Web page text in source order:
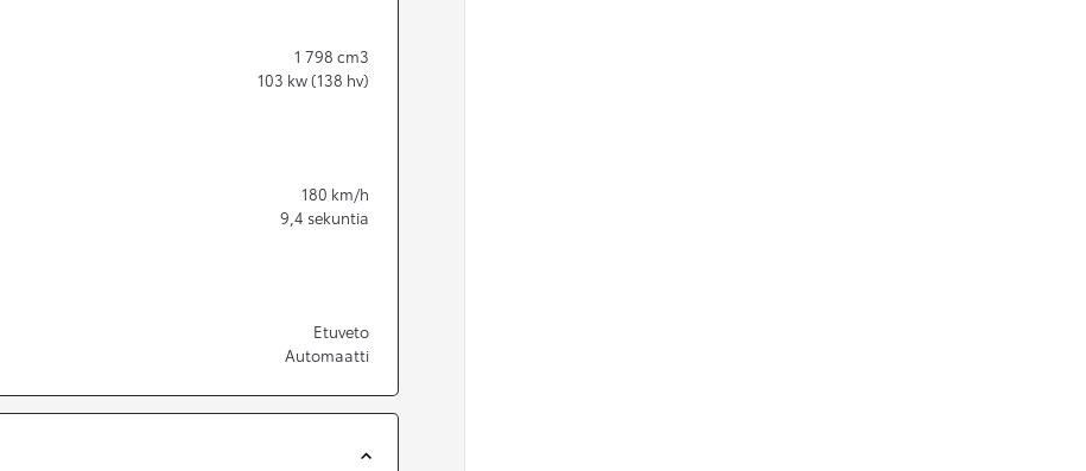
1 798 cm3
103 kw (138 hv)
180 km/h
9,4 sekuntia
Etuveto
Automaatti